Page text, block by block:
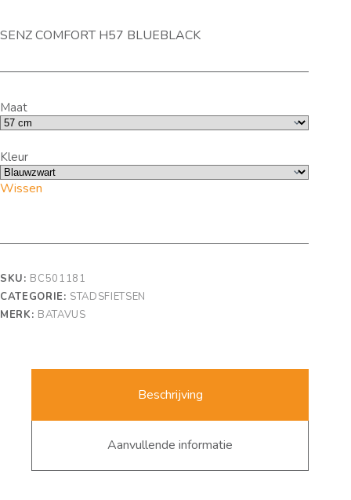
SENZ COMFORT H57 BLUEBLACK
Maat
Kleur
Wissen
SKU: BC501181
CATEGORIE: STADSFIETSEN
MERK: BATAVUS
Beschrijving
Aanvullende informatie